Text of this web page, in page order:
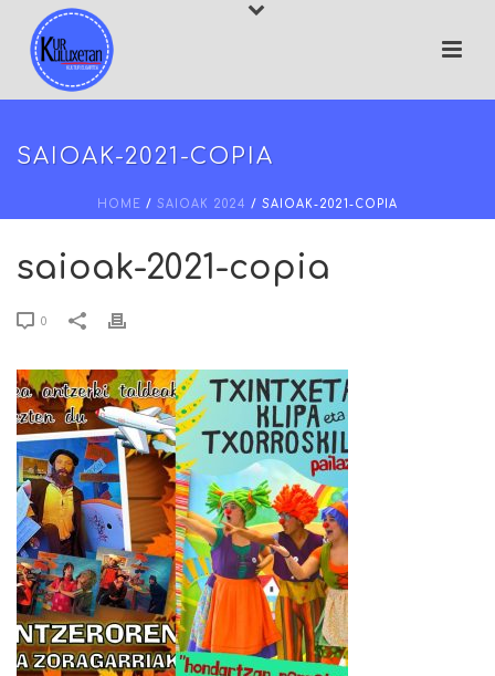
SAIOAK-2021-COPIA
HOME / SAIOAK 2024 / SAIOAK-2021-COPIA
saioak-2021-copia
0